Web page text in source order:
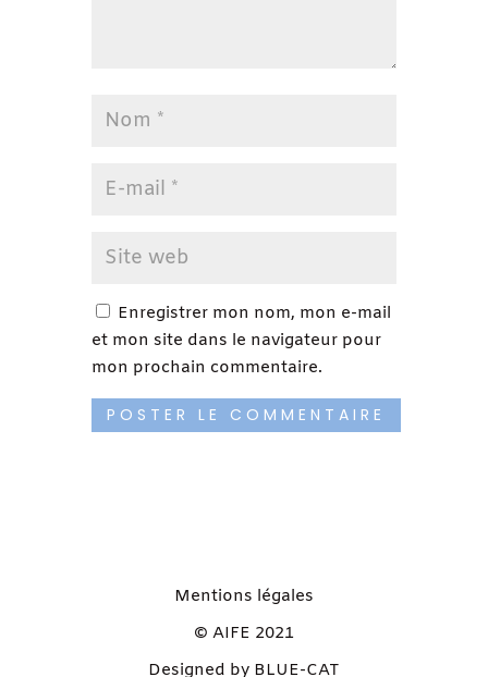
Enregistrer mon nom, mon e-mail
et mon site dans le navigateur pour
mon prochain commentaire.
Mentions légales
© AIFE 2021
Designed by BLUE-CAT